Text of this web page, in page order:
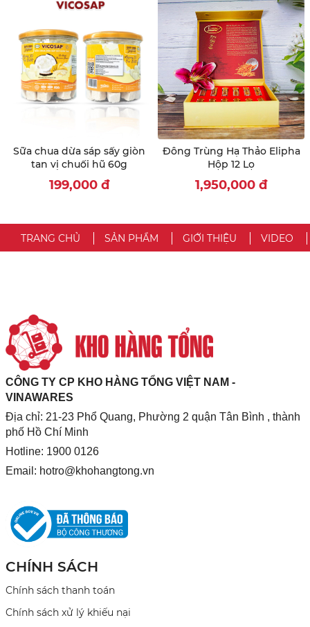
Sữa chua dừa sáp sấy giòn
tan vị chuối hũ 60g
199,000 đ
Đông Trùng Hạ Thảo Elipha
Hộp 12 Lọ
1,950,000 đ
TRANG CHỦ SẢN PHẨM GIỚI THIỆU VIDEO
CÔNG TY CP KHO HÀNG TỔNG VIỆT NAM -
VINAWARES
Địa chỉ: 21-23 Phổ Quang, Phường 2 quận Tân Bình , thành
phố Hồ Chí Minh
Hotline: 1900 0126
Email: hotro@khohangtong.vn
CHÍNH SÁCH
Chính sách thanh toán
Chính sách xử lý khiếu nại